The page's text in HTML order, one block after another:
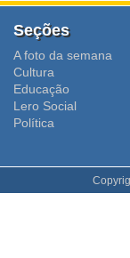
Seções
A foto da semana
Cultura
Educação
Lero Social
Polí­tica